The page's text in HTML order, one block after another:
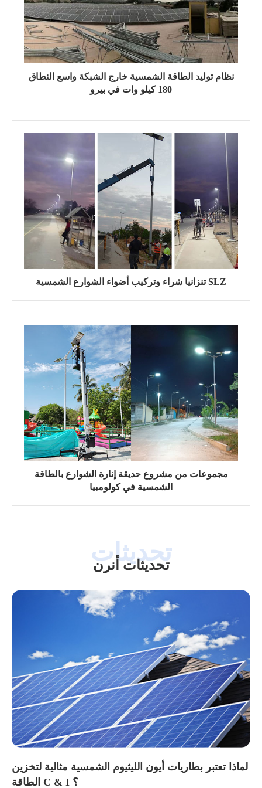
نظام توليد الطاقة الشمسية خارج الشبكة واسع النطاق
180 كيلو وات في بيرو
تنزانيا شراء وتركيب أضواء الشوارع الشمسية SLZ
مجموعات من مشروع حديقة إنارة الشوارع بالطاقة
الشمسية في كولومبيا
تحديثات أنرن
لماذا تعتبر بطاريات أيون الليثيوم الشمسية مثالية لتخزين
الطاقة C & I ؟